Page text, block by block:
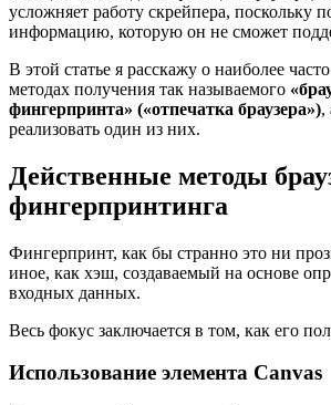
усложняет работу скрейпера, поскольку
информацию, которую он не сможет
В этой статье я расскажу о наиболее
методах получения так называемого
фингерпринта» («отпечатка браузера»),
реализовать один из них.
Действенные методы
фингерпринтинга
Фингерпринт, как бы странно это ни
иное, как хэш, создаваемый на основе
входных данных.
Весь фокус заключается в том, как его
Использование элемента Canvas